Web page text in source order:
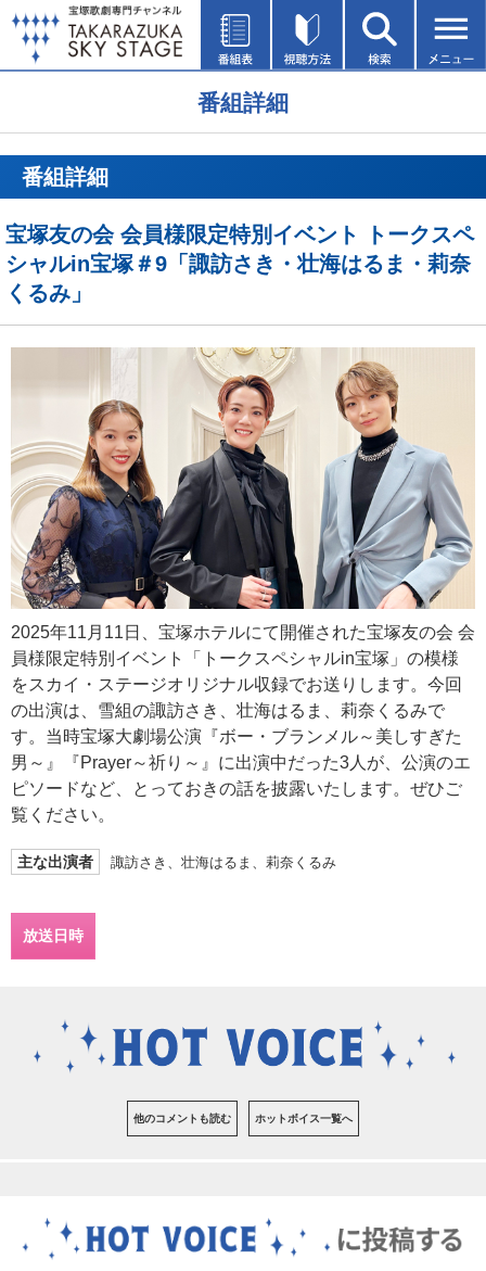
番組詳細
番組詳細
宝塚友の会 会員様限定特別イベント トークスペ
シャルin宝塚＃9「諏訪さき・壮海はるま・莉奈
くるみ」
2025年11月11日、宝塚ホテルにて開催された宝塚友の会 会
員様限定特別イベント「トークスペシャルin宝塚」の模様
をスカイ・ステージオリジナル収録でお送りします。今回
の出演は、雪組の諏訪さき、壮海はるま、莉奈くるみで
す。当時宝塚大劇場公演『ボー・ブランメル～美しすぎた
男～』『Prayer～祈り～』に出演中だった3人が、公演のエ
ピソードなど、とっておきの話を披露いたします。ぜひご
覧ください。
主な出演者 諏訪さき、壮海はるま、莉奈くるみ
放送日時
他のコメントも読む ホットボイス一覧へ